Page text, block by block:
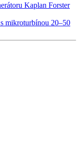
Kaplan Forster
mikroturbínou 20–50